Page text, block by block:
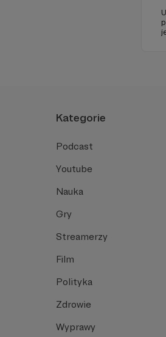
Kategorie
Podcast
Youtube
Nauka
Gry
Streamerzy
Film
Polityka
Zdrowie
Wyprawy